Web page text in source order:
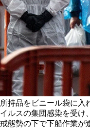
所持品をビニール袋に入
イルスの集団感染を受け
戒態勢の下で下船作業が